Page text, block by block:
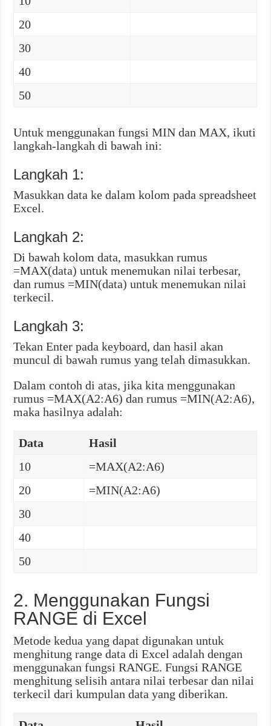
20
30
40
50
Untuk menggunakan fungsi MIN dan MAX, ikuti
langkah-langkah di bawah ini:
Langkah 1:
Masukkan data ke dalam kolom pada spreadsheet
Excel.
Langkah 2:
Di bawah kolom data, masukkan rumus
=MAX(data) untuk menemukan nilai terbesar,
dan rumus =MIN(data) untuk menemukan nilai
terkecil.
Langkah 3:
Tekan Enter pada keyboard, dan hasil akan
muncul di bawah rumus yang telah dimasukkan.
Dalam contoh di atas, jika kita menggunakan
rumus =MAX(A2:A6) dan rumus =MIN(A2:A6),
maka hasilnya adalah:
Data
Hasil
10
=MAX(A2:A6)
20
=MIN(A2:A6)
30
40
50
2. Menggunakan Fungsi
RANGE di Excel
Metode kedua yang dapat digunakan untuk
menghitung range data di Excel adalah dengan
menggunakan fungsi RANGE. Fungsi RANGE
menghitung selisih antara nilai terbesar dan nilai
terkecil dari kumpulan data yang diberikan.